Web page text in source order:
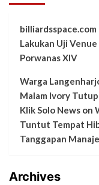
billiardsspace.com
Lakukan Uji
Porwanas XIV
Warga
Malam Ivory
Klik Solo News on
Tuntut Tempat
Tanggapan
Archives